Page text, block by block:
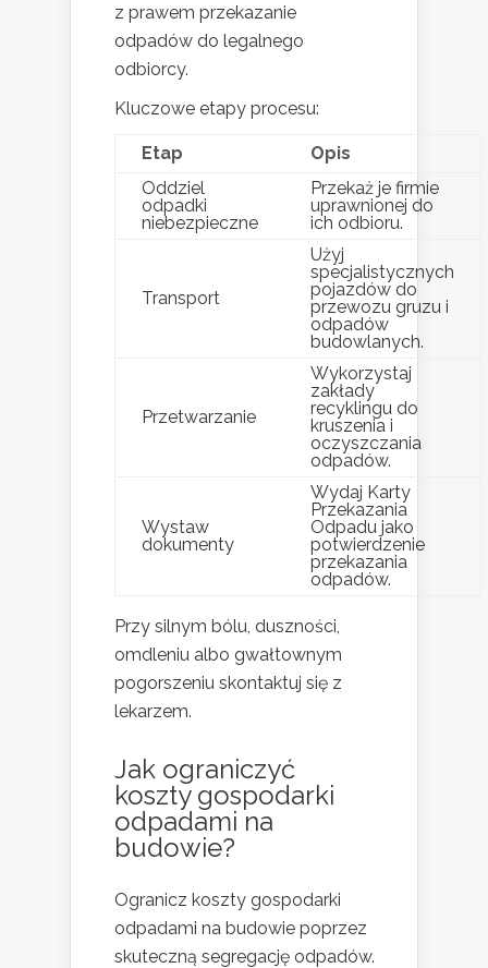
z prawem przekazanie
odpadów do legalnego
odbiorcy.
Kluczowe etapy procesu:
Etap
Opis
Oddziel
odpadki
niebezpieczne
Przekaż je firmie
uprawnionej do
ich odbioru.
Transport
Użyj
specjalistycznych
pojazdów do
przewozu gruzu i
odpadów
budowlanych.
Przetwarzanie
Wykorzystaj
zakłady
recyklingu do
kruszenia i
oczyszczania
odpadów.
Wystaw
dokumenty
Wydaj Karty
Przekazania
Odpadu jako
potwierdzenie
przekazania
odpadów.
Przy silnym bólu, duszności,
omdleniu albo gwałtownym
pogorszeniu skontaktuj się z
lekarzem.
Jak ograniczyć
koszty gospodarki
odpadami na
budowie?
Ogranicz koszty gospodarki
odpadami na budowie poprzez
skuteczną segregację odpadów.